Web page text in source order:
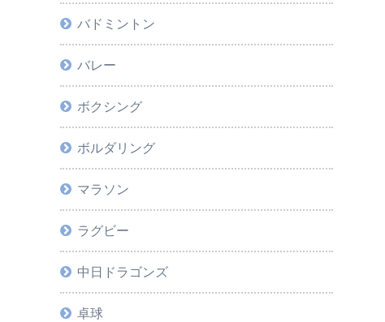
バドミントン
バレー
ボクシング
ボルダリング
マラソン
ラグビー
中日ドラゴンズ
卓球